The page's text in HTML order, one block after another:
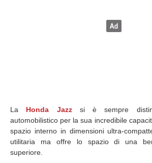
La Honda Jazz si è sempre
automobilistico per la sua incredibile
spazio interno in dimensioni ultra-
utilitaria ma offre lo spazio di una
superiore.